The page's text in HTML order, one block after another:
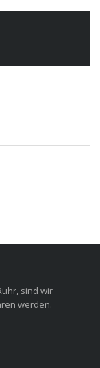
sind wir
werden.